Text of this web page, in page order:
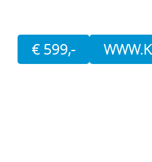
€ 599,-